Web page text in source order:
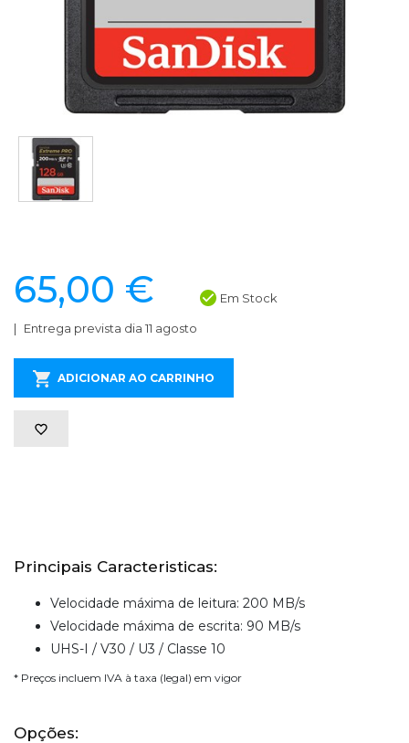
65,00 € Em Stock
Entrega prevista dia 11 agosto
ADICIONAR AO CARRINHO
Principais Caracteristicas:
Velocidade máxima de leitura: 200 MB/s
Velocidade máxima de escrita: 90 MB/s
UHS-I / V30 / U3 / Classe 10
* Preços incluem IVA à taxa (legal) em vigor
Opções: